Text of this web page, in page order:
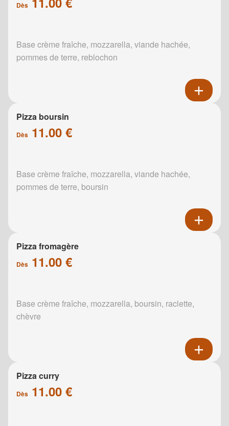
Dès
Base crème fraîche, mozzarella, viande hachée,
pommes de terre, reblochon
Pizza boursin
Dès 11.00 €
Base crème fraîche, mozzarella, viande hachée,
pommes de terre, boursin
Pizza fromagère
Dès 11.00 €
Base crème fraîche, mozzarella, boursin, raclette,
chèvre
Pizza curry
Dès 11.00 €